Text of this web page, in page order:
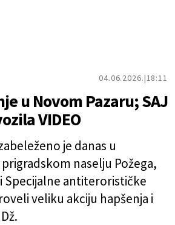
04.06.2026. 18:11
u Novom Pazaru; SAJ
VIDEO
je danas u
naselju Požega,
Specijalne antiterorističke
veliku akciju hapšenja i